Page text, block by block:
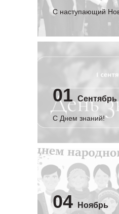
С наступающий
01 Сентябрь
C Днем знаний!
04 Ноябрь